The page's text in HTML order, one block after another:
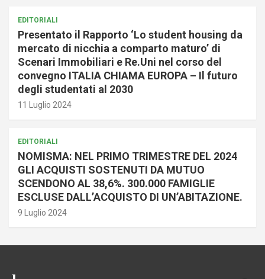
EDITORIALI
Presentato il Rapporto ‘Lo student housing da
mercato di nicchia a comparto maturo’ di
Scenari Immobiliari e Re.Uni nel corso del
convegno ITALIA CHIAMA EUROPA – Il futuro
degli studentati al 2030
11 Luglio 2024
EDITORIALI
NOMISMA: NEL PRIMO TRIMESTRE DEL 2024
GLI ACQUISTI SOSTENUTI DA MUTUO
SCENDONO AL 38,6%. 300.000 FAMIGLIE
ESCLUSE DALL’ACQUISTO DI UN’ABITAZIONE.
9 Luglio 2024